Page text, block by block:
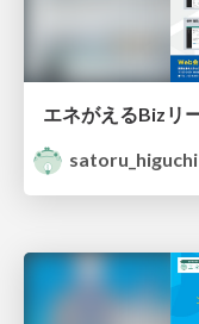
satoru_higuchi